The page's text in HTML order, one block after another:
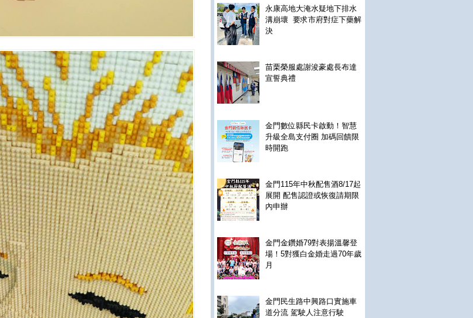
永康高地大淹水疑地下排水
溝崩壞 要求市府對症下藥解
決
苗栗榮服處謝浚豪處長布達
宣誓典禮
金門數位縣民卡啟動！智慧
升級全島支付圈 加碼回饋限
時開跑
金門115年中秋配售酒8/17起
展開 配售認證或恢復請期限
內申辦
金門金鑽婚79對表揚溫馨登
場！5對獲白金婚走過70年歲
月
金門民生路中興路口實施車
道分流 駕駛人注意行駛